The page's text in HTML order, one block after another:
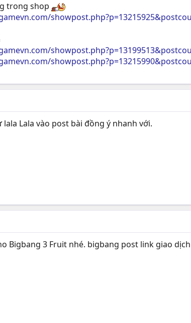
trong shop
lala Lala vào post bài đồng ý nhanh với.
Bigbang 3 Fruit nhé. bigbang post link giao